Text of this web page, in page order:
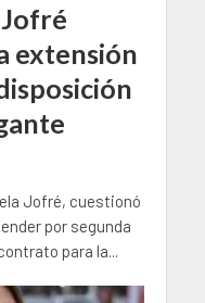
extensión
Jofré, cuestionó
por segunda
para la...